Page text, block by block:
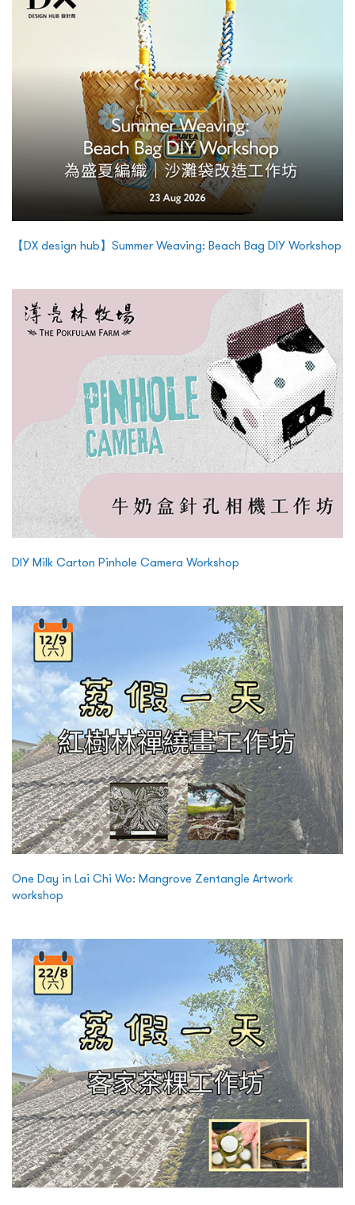
【DX design hub】Summer Weaving: Beach Bag DIY Workshop
DIY Milk Carton Pinhole Camera Workshop
One Day in Lai Chi Wo: Mangrove Zentangle Artwork
workshop